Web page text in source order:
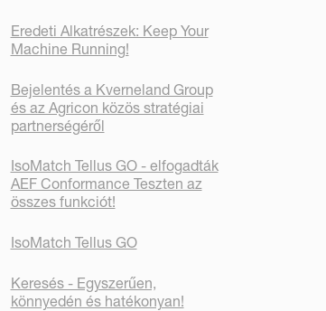
Eredeti Alkatrészek: Keep Your
Machine Running!
Bejelentés a Kverneland Group
és az Agricon közös stratégiai
partnerségéről
IsoMatch Tellus GO - elfogadták
AEF Conformance Teszten az
összes funkciót!
IsoMatch Tellus GO
Keresés - Egyszerűen,
könnyedén és hatékonyan!